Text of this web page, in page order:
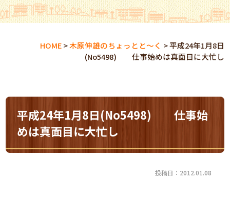
HOME>木原伸雄のちょっとと～く >平成24年1月8日
(No5498) 仕事始めは真面目に大忙し
平成24年1月8日(No5498) 仕事始
めは真面目に大忙し
投稿日：2012.01.08